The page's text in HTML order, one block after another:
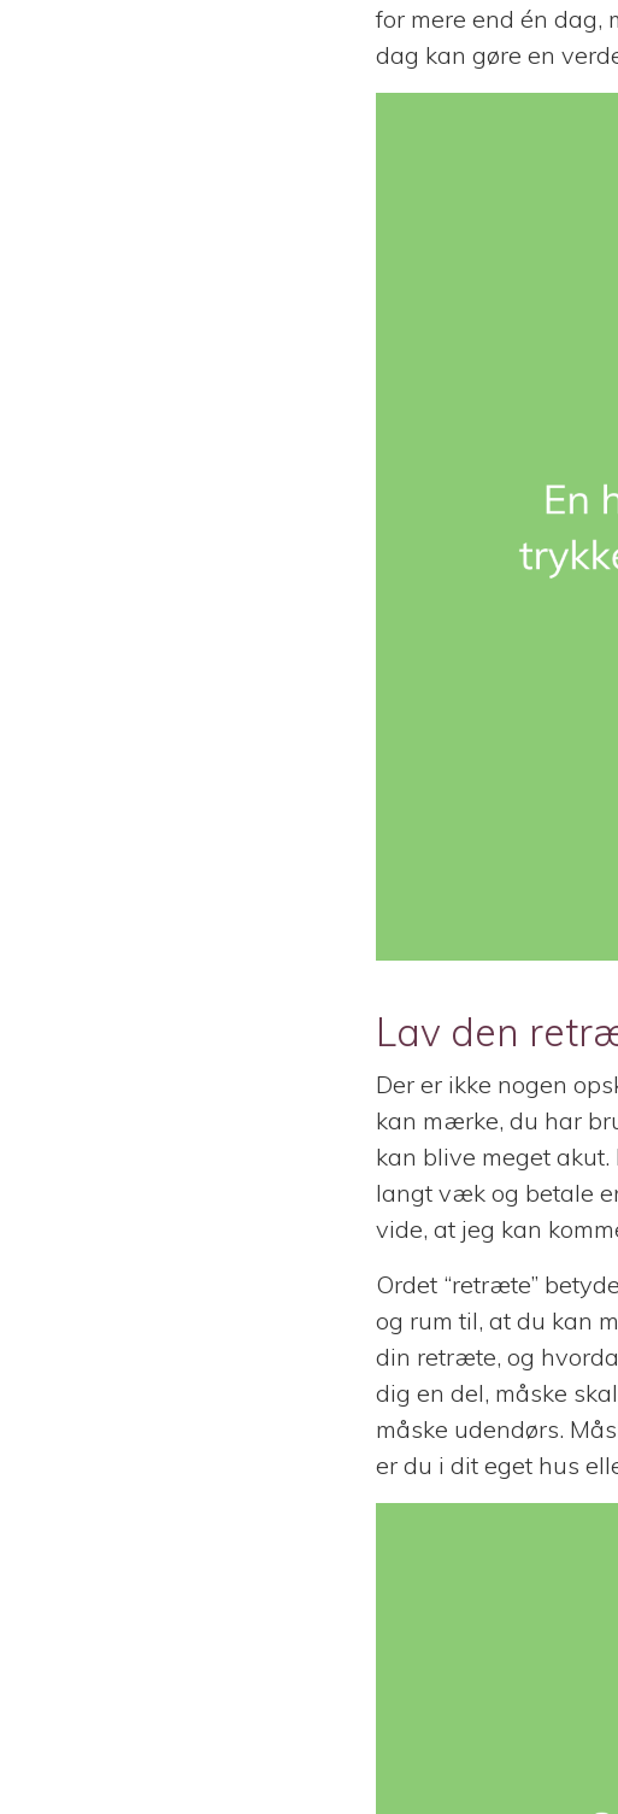
for mere end én dag,
dag kan gøre en
Lav den
Der er ikke nogen
kan mærke, du har
kan blive meget
langt væk og betale
vide, at jeg kan
Ordet “retræte”
og rum til, at du kan
din retræte, og
dig en del, måske
måske udendørs.
er du i dit eget hus